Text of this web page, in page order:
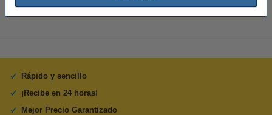
Rápido y sencillo
¡Recibe en 24 horas!
Mejor Precio Garantizado